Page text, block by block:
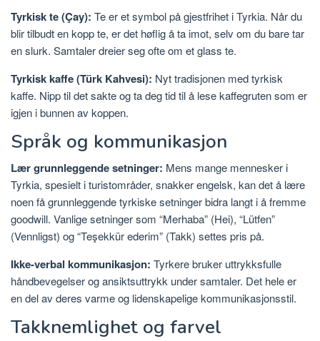
Tyrkisk te (Çay): Te er et symbol på gjestfrihet i Tyrkia. Når du
blir tilbudt en kopp te, er det høflig å ta imot, selv om du bare tar
en slurk. Samtaler dreier seg ofte om et glass te.
Tyrkisk kaffe (Türk Kahvesi): Nyt tradisjonen med tyrkisk
kaffe. Nipp til det sakte og ta deg tid til å lese kaffegruten som er
igjen i bunnen av koppen.
Språk og kommunikasjon
Lær grunnleggende setninger: Mens mange mennesker i
Tyrkia, spesielt i turistområder, snakker engelsk, kan det å lære
noen få grunnleggende tyrkiske setninger bidra langt i å fremme
goodwill. Vanlige setninger som “Merhaba” (Hei), “Lütfen”
(Vennligst) og “Teşekkür ederim” (Takk) settes pris på.
Ikke-verbal kommunikasjon: Tyrkere bruker uttrykksfulle
håndbevegelser og ansiktsuttrykk under samtaler. Det hele er
en del av deres varme og lidenskapelige kommunikasjonsstil.
Takknemlighet og farvel